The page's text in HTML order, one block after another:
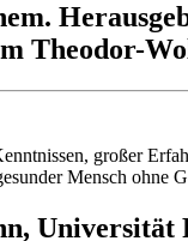
Theodor-
großer
Mensch ohne
Universität